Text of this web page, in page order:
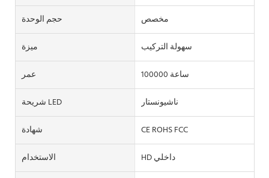
حجم الوحدة
مخصص
ميزة
سهولة التركيب
عمر
100000 ساعة
شريحة LED
ناشيونستار
شهادة
CE ROHS FCC
الاستخدام
HD داخلي